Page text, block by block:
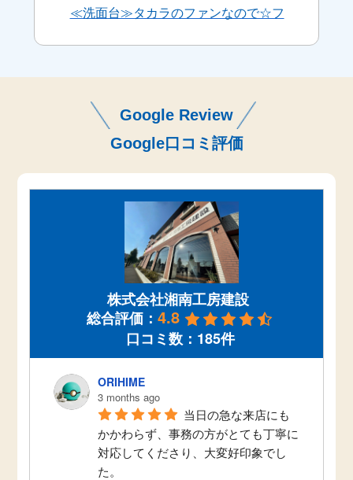
≪洗面台≫タカラのファンなので☆フ
横浜市T様邸 キッチンリフォーム
Google Review
Google口コミ評価
株式会社湘南工房建設
総合評価： 4.8
口コミ数：185件
ORIHIME
3 months ago
当日の急な来店にも
かかわらず、事務の方がとても丁寧に
対応してくださり、大変好印象でし
た。